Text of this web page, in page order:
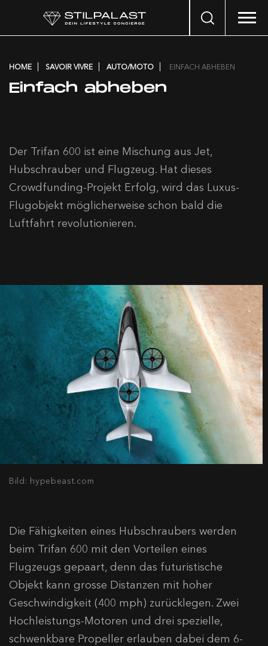
Search
HOME SAVOIR VIVRE AUTO/MOTO EINFACH ABHEBEN
Einfach abheben
Der Trifan 600 ist eine Mischung aus Jet,
Hubschrauber und Flugzeug. Hat dieses
Crowdfunding-Projekt Erfolg, wird das Luxus-
Flugobjekt möglicherweise schon bald die
Luftfahrt revolutionieren.
Bild: hypebeast.com
Die Fähigkeiten eines Hubschraubers werden
beim Trifan 600 mit den Vorteilen eines
Flugzeugs gepaart, denn das futuristische
Objekt kann grosse Distanzen mit hoher
Geschwindigkeit (400 mph) zurücklegen. Zwei
Hochleistungs-Motoren und drei spezielle,
schwenkbare Propeller erlauben dabei dem 6-